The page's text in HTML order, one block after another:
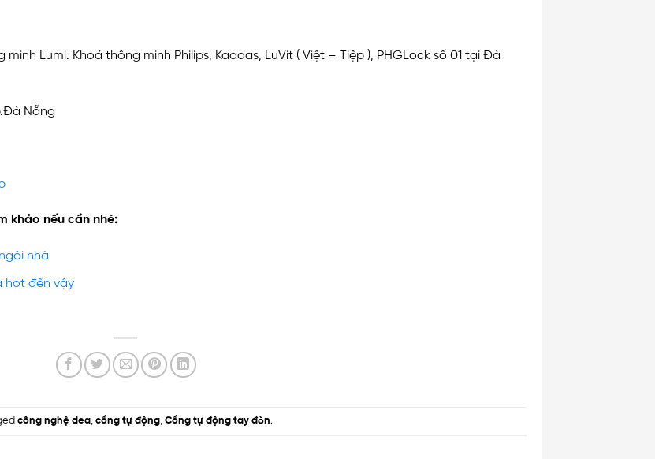
Lumi. Khoá thông minh Philips, Kaadas, LuVit ( Việt – Tiệp ), PHGLock số 01 tại Đà
Nẵng
khảo nếu cần nhé:
nhà
hot đến vậy
công nghệ dea, cổng tự động, Cổng tự động tay đòn.